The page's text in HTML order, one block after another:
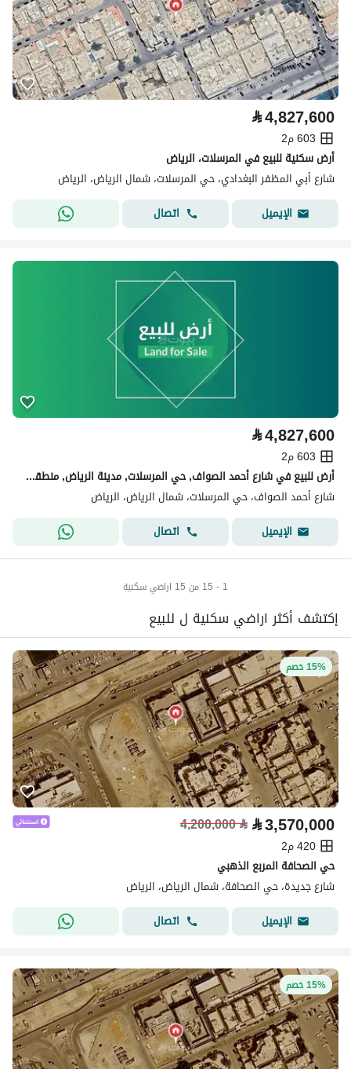
⃁4,827,600
603 م2
أرض سكنية للبيع في المرسلات، الرياض
شارع أبي المظفر البغدادي، حي المرسلات، شمال الرياض، الرياض
الإيميل
اتصال
⃁4,827,600
603 م2
أرض للبيع في شارع أحمد الصواف, حي المرسلات, مدينة الرياض, منطقة الرياض
شارع أحمد الصواف، حي المرسلات، شمال الرياض، الرياض
الإيميل
اتصال
1 - 15 من 15 اراضي سكنية
إكتشف أكثر اراضي سكنية ل للبيع
15% خصم
⃁3,570,000
⃁
4,200,000
420 م2
حي الصحافة المربع الذهبي
شارع جديدة، حي الصحافة، شمال الرياض، الرياض
الإيميل
اتصال
15% خصم